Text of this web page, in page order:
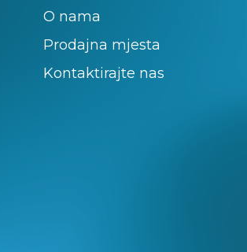
O nama
Prodajna mjesta
Kontaktirajte nas